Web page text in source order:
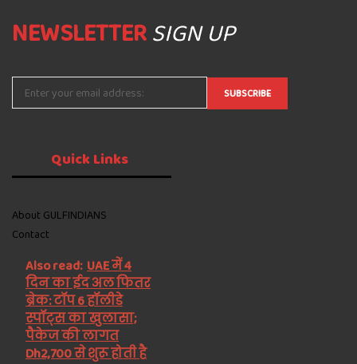
NEWSLETTERSIGN UP
QuickLinks
About GULFINDIANS
Contact
Also read: UAE में 4
दिन का ईद अल फितर
ब्रेक: टॉप 6 हॉलीडे
स्पॉट्स का खुलासा;
पैकेज की लागत
Dh2,700 से शुरू होती है